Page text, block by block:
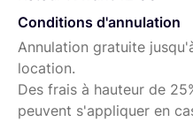
Conditions d'annulation
Annulation gratuite
location.
Des frais à hauteur de
peuvent s'appliquer en